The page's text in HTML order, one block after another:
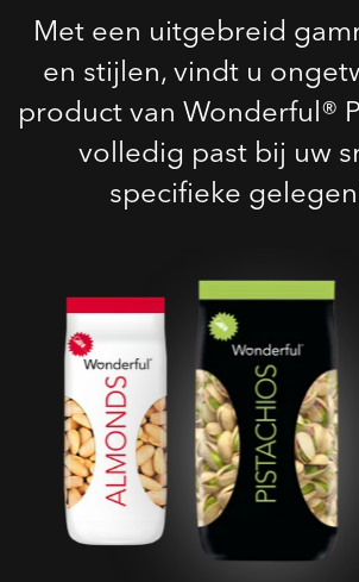
Met een uitgebreid
en stijlen, vindt u
product van Wonderful®
volledig past bij uw
specifieke
Geroosterde
Pistaches